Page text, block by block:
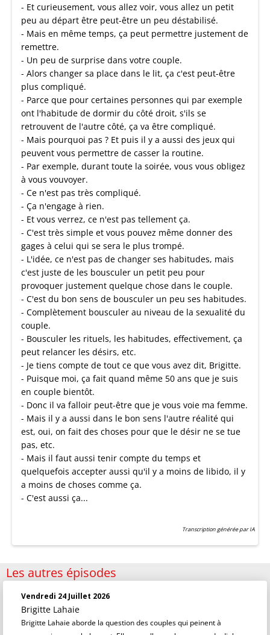
- Et curieusement, vous allez voir, vous allez un petit
peu au départ être peut-être un peu déstabilisé.
- Mais en même temps, ça peut permettre justement de
remettre.
- Un peu de surprise dans votre couple.
- Alors changer sa place dans le lit, ça c'est peut-être
plus compliqué.
- Parce que pour certaines personnes qui par exemple
ont l'habitude de dormir du côté droit, s'ils se
retrouvent de l'autre côté, ça va être compliqué.
- Mais pourquoi pas ? Et puis il y a aussi des jeux qui
peuvent vous permettre de casser la routine.
- Par exemple, durant toute la soirée, vous vous obligez
à vous vouvoyer.
- Ce n'est pas très compliqué.
- Ça n'engage à rien.
- Et vous verrez, ce n'est pas tellement ça.
- C'est très simple et vous pouvez même donner des
gages à celui qui se sera le plus trompé.
- L'idée, ce n'est pas de changer ses habitudes, mais
c'est juste de les bousculer un petit peu pour
provoquer justement quelque chose dans le couple.
- C'est du bon sens de bousculer un peu ses habitudes.
- Complètement bousculer au niveau de la sexualité du
couple.
- Bousculer les rituels, les habitudes, effectivement, ça
peut relancer les désirs, etc.
- Je tiens compte de tout ce que vous avez dit, Brigitte.
- Puisque moi, ça fait quand même 50 ans que je suis
en couple bientôt.
- Donc il va falloir peut-être que je vous voie ma femme.
- Mais il y a aussi dans le bon sens l'autre réalité qui
est, oui, on fait des choses pour que le désir ne se tue
pas, etc.
- Mais il faut aussi tenir compte du temps et
quelquefois accepter aussi qu'il y a moins de libido, il y
a moins de choses comme ça.
- C'est aussi ça...
Transcription générée par IA
Les autres épisodes
Vendredi 24 Juillet 2026
Brigitte Lahaie
Brigitte Lahaie aborde la question des couples qui peinent à